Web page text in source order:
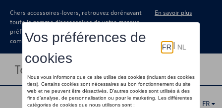
Chers accessoires-lovers, retrouvez dorénavant
toute la gamme d’accessoires de votre marque
préférée sous forme de catalogue à
commander auprès de votre concessionaire.
En savoir plus
Toggle navigation
FR